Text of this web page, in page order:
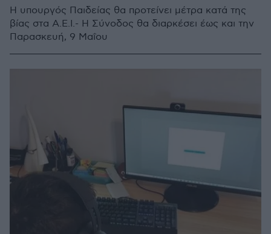
Η υπουργός Παιδείας θα προτείνει μέτρα κατά της
βίας στα Α.Ε.Ι.- Η Σύνοδος θα διαρκέσει έως και την
Παρασκευή, 9 Μαΐου